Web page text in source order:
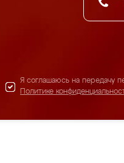
Я соглашаюсь на передачу
Политике